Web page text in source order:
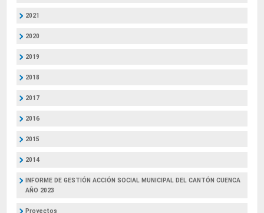
2021
2020
2019
2018
2017
2016
2015
2014
INFORME DE GESTIÓN ACCIÓN SOCIAL MUNICIPAL DEL CANTÓN CUENCA
AÑO 2023
Proyectos